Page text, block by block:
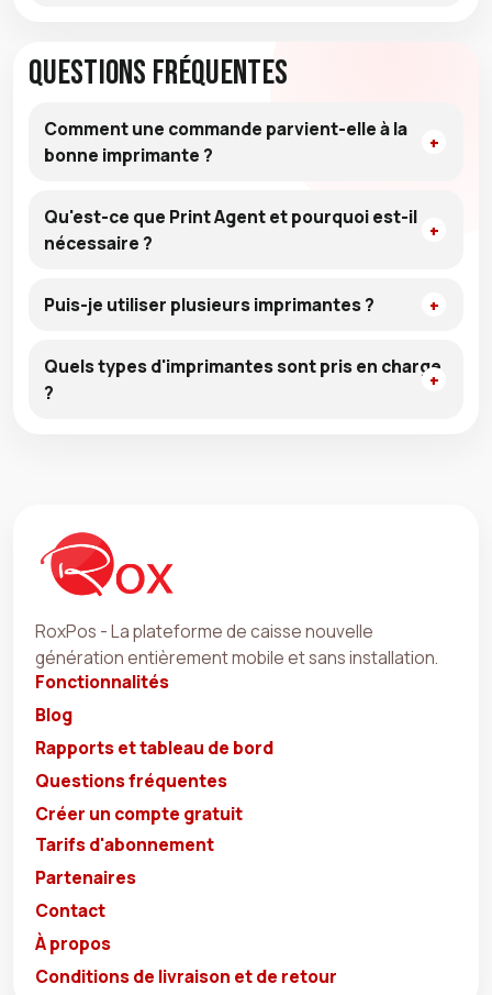
Questions fréquentes
Comment une commande parvient-elle à la
bonne imprimante ?
Qu'est-ce que Print Agent et pourquoi est-il
nécessaire ?
Puis-je utiliser plusieurs imprimantes ?
Quels types d'imprimantes sont pris en charge
?
RoxPos - La plateforme de caisse nouvelle
génération entièrement mobile et sans installation.
Fonctionnalités
Blog
Rapports et tableau de bord
Questions fréquentes
Créer un compte gratuit
Tarifs d'abonnement
Partenaires
Contact
À propos
Conditions de livraison et de retour